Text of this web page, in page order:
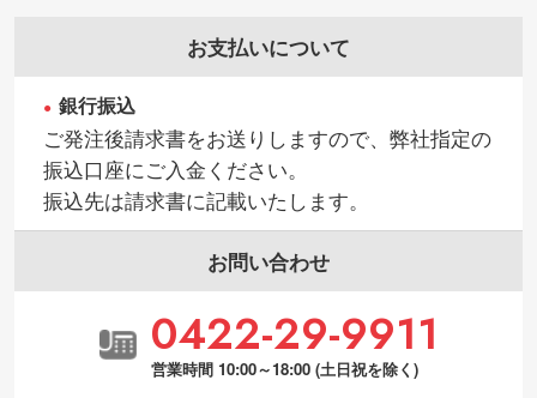
お支払いについて
銀行振込
ご発注後請求書をお送りしますので、弊社指定の
振込口座にご入金ください。
振込先は請求書に記載いたします。
お問い合わせ
0422-29-9911
営業時間 10:00～18:00 (土日祝を除く)